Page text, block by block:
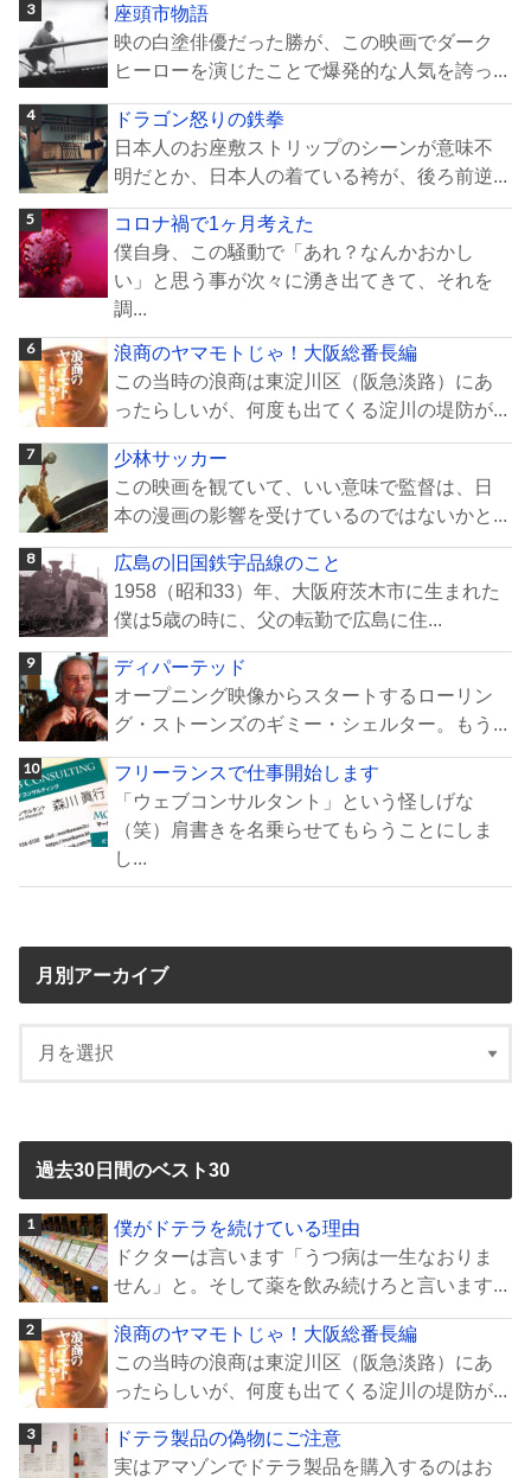
座頭市物語
映の白塗俳優だった勝が、この映画でダーク
ヒーローを演じたことで爆発的な人気を誇っ...
ドラゴン怒りの鉄拳
日本人のお座敷ストリップのシーンが意味不
明だとか、日本人の着ている袴が、後ろ前逆...
コロナ禍で1ヶ月考えた
僕自身、この騒動で「あれ？なんかおかし
い」と思う事が次々に湧き出てきて、それを
調...
浪商のヤマモトじゃ！大阪総番長編
この当時の浪商は東淀川区（阪急淡路）にあ
ったらしいが、何度も出てくる淀川の堤防が...
少林サッカー
この映画を観ていて、いい意味で監督は、日
本の漫画の影響を受けているのではないかと...
広島の旧国鉄宇品線のこと
1958（昭和33）年、大阪府茨木市に生まれた
僕は5歳の時に、父の転勤で広島に住...
ディパーテッド
オープニング映像からスタートするローリン
グ・ストーンズのギミー・シェルター。もう...
フリーランスで仕事開始します
「ウェブコンサルタント」という怪しげな
（笑）肩書きを名乗らせてもらうことにしま
し...
月別アーカイブ
過去30日間のベスト30
僕がドテラを続けている理由
ドクターは言います「うつ病は一生なおりま
せん」と。そして薬を飲み続けろと言います...
浪商のヤマモトじゃ！大阪総番長編
この当時の浪商は東淀川区（阪急淡路）にあ
ったらしいが、何度も出てくる淀川の堤防が...
ドテラ製品の偽物にご注意
実はアマゾンでドテラ製品を購入するのはお